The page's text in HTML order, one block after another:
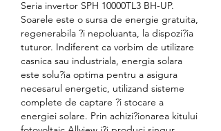
Seria invertor SPH 10000TL3 BH-UP.
Soarele este o sursa de energie gratuita,
regenerabila ?i nepoluanta, la dispozi?ia
tuturor. Indiferent ca vorbim de utilizare
casnica sau industriala, energia solara
este solu?ia optima pentru a asigura
necesarul energetic, utilizand sisteme
complete de captare ?i stocare a
energiei solare. Prin achizi?ionarea kitului